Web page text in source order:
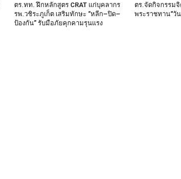
ตร.ทท. ฝึกหลักสูตร CRAT แก่บุคลากร
รพ.วชิระภูเก็ต เสริมทักษะ “หลีก–ปิด–
ป้องกัน” รับมือภัยคุกคามรุนแรง
ตร.จัดกิจกรรมจิ
พระราชทาน“วั